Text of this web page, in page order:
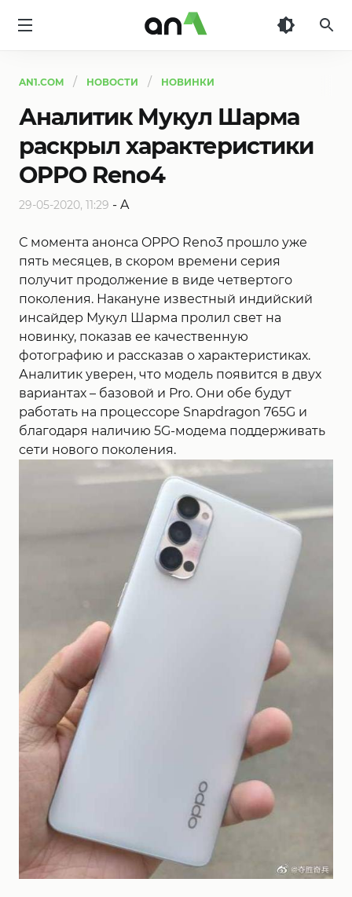
AN1.COM НОВОСТИ НОВИНКИ
Аналитик Мукул Шарма
раскрыл характеристики
OPPO Reno4
29-05-2020, 11:29 - A
С момента анонса OPPO Reno3 прошло уже
пять месяцев, в скором времени серия
получит продолжение в виде четвертого
поколения. Накануне известный индийский
инсайдер Мукул Шарма пролил свет на
новинку, показав ее качественную
фотографию и рассказав о характеристиках.
Аналитик уверен, что модель появится в двух
вариантах – базовой и Pro. Они обе будут
работать на процессоре Snapdragon 765G и
благодаря наличию 5G-модема поддерживать
сети нового поколения.